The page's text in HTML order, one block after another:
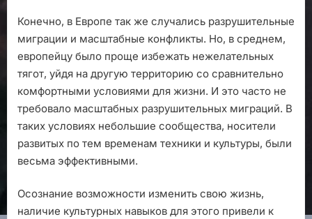
Конечно, в Европе так же случались разрушительные
миграции и масштабные конфликты. Но, в среднем,
европейцу было проще избежать нежелательных
тягот, уйдя на другую территорию со сравнительно
комфортными условиями для жизни. И это часто не
требовало масштабных разрушительных миграций. В
таких условиях небольшие сообщества, носители
развитых по тем временам техники и культуры, были
весьма эффективными.
Осознание возможности изменить свою жизнь,
наличие культурных навыков для этого привели к